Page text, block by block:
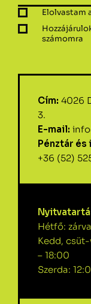
Elolvastam
számomra
Cím: 4026
3.
E-mail:
Pénztár
+36 (52)
Hétfő: zárva
Kedd,
– 18:00
Szerda: